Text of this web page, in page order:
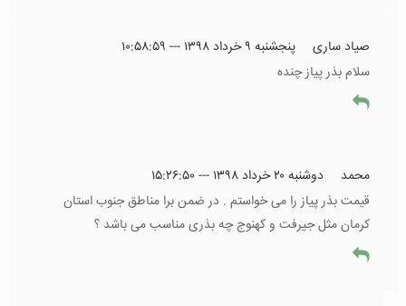
صیاد ساری
پنجشنبه ۹ خرداد ۱۳۹۸ --- ۱۰:۵۸:۵۹
سلام بذر پیاز چنده
محمد
دوشنبه ۲۰ خرداد ۱۳۹۸ --- ۱۵:۲۶:۵۰
قیمت بذر پیاز را می خواستم . در ضمن برا مناطق جنوب استان
کرمان مثل جیرفت و کهنوج چه بذری مناسب می باشد ؟